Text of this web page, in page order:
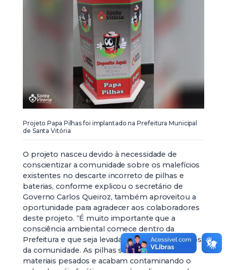
Projeto Papa Pilhas foi implantado na Prefeitura Municipal
de Santa Vitória
O projeto nasceu devido à necessidade de
conscientizar a comunidade sobre os malefícios
existentes no descarte incorreto de pilhas e
baterias, conforme explicou o secretário de
Governo Carlos Queiroz, também aproveitou a
oportunidade para agradecer aos colaboradores
deste projeto. “É muito importante que a
consciência ambiental comece dentro da
Prefeitura e que seja levada para todos os cantos
da comunidade. As pilhas são feitas com
materiais pesados e acabam contaminando o